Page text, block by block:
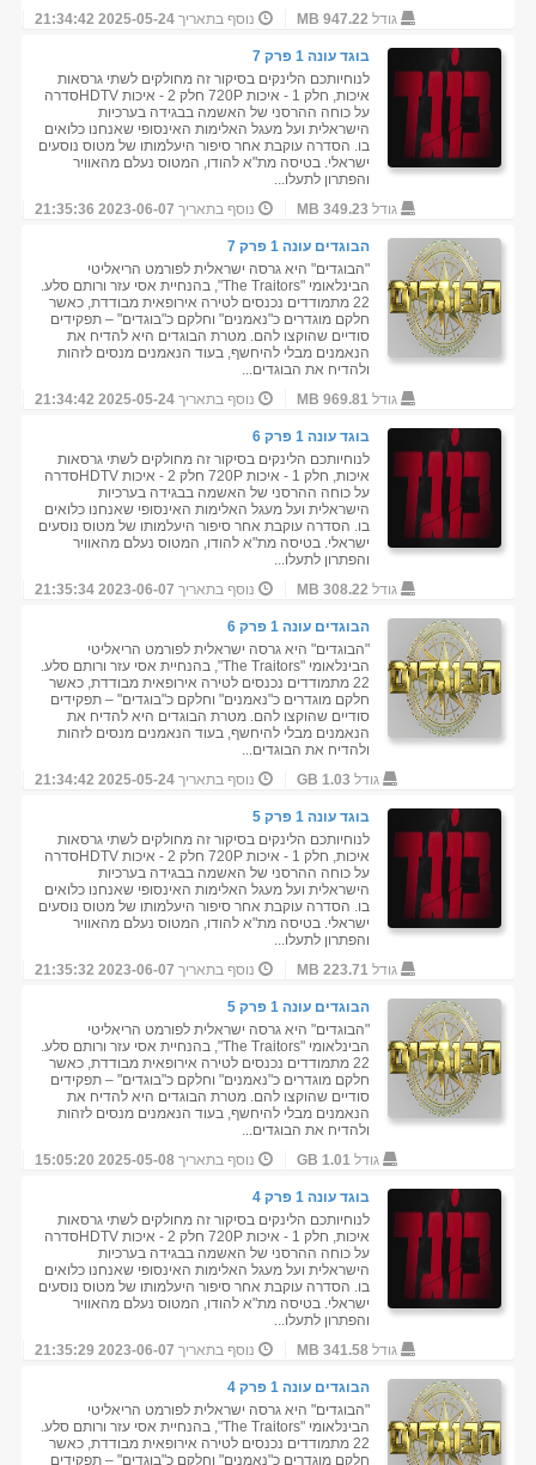
גודל 947.22 MB נוסף בתאריך2025-05-24 21:34:42
בוגד עונה 1 פרק 7
לנוחיותכם הלינקים בסיקור זה מחולקים לשתי גרסאות
איכות, חלק 1 - איכות 720P חלק 2 - איכות HDTVסדרה
על כוחה ההרסני של האשמה בבגידה בערכיות
הישראלית ועל מעגל האלימות האינסופי שאנחנו כלואים
בו. הסדרה עוקבת אחר סיפור היעלמותו של מטוס נוסעים
ישראלי. בטיסה מת"א להודו, המטוס נעלם מהאוויר
והפתרון לתעלו...
גודל 349.23 MB נוסף בתאריך 2023-06-07 21:35:36
הבוגדים עונה 1 פרק 7
"הבוגדים" היא גרסה ישראלית לפורמט הריאליטי
הבינלאומי "The Traitors", בהנחיית אסי עזר ורותם סלע.
22 מתמודדים נכנסים לטירה אירופאית מבודדת, כאשר
חלקם מוגדרים כ"נאמנים" וחלקם כ"בוגדים" – תפקידים
סודיים שהוקצו להם. מטרת הבוגדים היא להדיח את
הנאמנים מבלי להיחשף, בעוד הנאמנים מנסים לזהות
ולהדיח את הבוגדים...
גודל969.81 MB נוסף בתאריך2025-05-24 21:34:42
בוגד עונה 1 פרק 6
לנוחיותכם הלינקים בסיקור זה מחולקים לשתי גרסאות
איכות, חלק 1 - איכות 720P חלק 2 - איכות HDTVסדרה
על כוחה ההרסני של האשמה בבגידה בערכיות
הישראלית ועל מעגל האלימות האינסופי שאנחנו כלואים
בו. הסדרה עוקבת אחר סיפור היעלמותו של מטוס נוסעים
ישראלי. בטיסה מת"א להודו, המטוס נעלם מהאוויר
והפתרון לתעלו...
גודל 308.22 MB נוסף בתאריך 2023-06-07 21:35:34
הבוגדים עונה 1 פרק 6
"הבוגדים" היא גרסה ישראלית לפורמט הריאליטי
הבינלאומי "The Traitors", בהנחיית אסי עזר ורותם סלע.
22 מתמודדים נכנסים לטירה אירופאית מבודדת, כאשר
חלקם מוגדרים כ"נאמנים" וחלקם כ"בוגדים" – תפקידים
סודיים שהוקצו להם. מטרת הבוגדים היא להדיח את
הנאמנים מבלי להיחשף, בעוד הנאמנים מנסים לזהות
ולהדיח את הבוגדים...
גודל 1.03 GB נוסף בתאריך2025-05-24 21:34:42
בוגד עונה 1 פרק 5
לנוחיותכם הלינקים בסיקור זה מחולקים לשתי גרסאות
איכות, חלק 1 - איכות 720P חלק 2 - איכות HDTVסדרה
על כוחה ההרסני של האשמה בבגידה בערכיות
הישראלית ועל מעגל האלימות האינסופי שאנחנו כלואים
בו. הסדרה עוקבת אחר סיפור היעלמותו של מטוס נוסעים
ישראלי. בטיסה מת"א להודו, המטוס נעלם מהאוויר
והפתרון לתעלו...
גודל223.71 MB נוסף בתאריך 2023-06-07 21:35:32
הבוגדים עונה 1 פרק 5
"הבוגדים" היא גרסה ישראלית לפורמט הריאליטי
הבינלאומי "The Traitors", בהנחיית אסי עזר ורותם סלע.
22 מתמודדים נכנסים לטירה אירופאית מבודדת, כאשר
חלקם מוגדרים כ"נאמנים" וחלקם כ"בוגדים" – תפקידים
סודיים שהוקצו להם. מטרת הבוגדים היא להדיח את
הנאמנים מבלי להיחשף, בעוד הנאמנים מנסים לזהות
ולהדיח את הבוגדים...
גודל1.01 GB נוסף בתאריך2025-05-08 15:05:20
בוגד עונה 1 פרק 4
לנוחיותכם הלינקים בסיקור זה מחולקים לשתי גרסאות
איכות, חלק 1 - איכות 720P חלק 2 - איכות HDTVסדרה
על כוחה ההרסני של האשמה בבגידה בערכיות
הישראלית ועל מעגל האלימות האינסופי שאנחנו כלואים
בו. הסדרה עוקבת אחר סיפור היעלמותו של מטוס נוסעים
ישראלי. בטיסה מת"א להודו, המטוס נעלם מהאוויר
והפתרון לתעלו...
גודל341.58 MB נוסף בתאריך 2023-06-07 21:35:29
הבוגדים עונה 1 פרק 4
"הבוגדים" היא גרסה ישראלית לפורמט הריאליטי
הבינלאומי "The Traitors", בהנחיית אסי עזר ורותם סלע.
22 מתמודדים נכנסים לטירה אירופאית מבודדת, כאשר
חלקם מוגדרים כ"נאמנים" וחלקם כ"בוגדים" – תפקידים